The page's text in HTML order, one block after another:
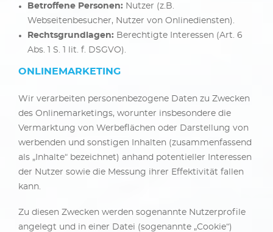
Betroffene Personen: Nutzer (z.B.
Webseitenbesucher, Nutzer von Onlinediensten).
Rechtsgrundlagen: Berechtigte Interessen (Art. 6
Abs. 1 S. 1 lit. f. DSGVO).
ONLINEMARKETING
Wir verarbeiten personenbezogene Daten zu Zwecken
des Onlinemarketings, worunter insbesondere die
Vermarktung von Werbeflächen oder Darstellung von
werbenden und sonstigen Inhalten (zusammenfassend
als „Inhalte“ bezeichnet) anhand potentieller Interessen
der Nutzer sowie die Messung ihrer Effektivität fallen
kann.
Zu diesen Zwecken werden sogenannte Nutzerprofile
angelegt und in einer Datei (sogenannte „Cookie“)